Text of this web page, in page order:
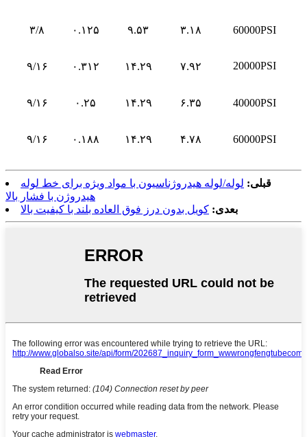
۳/۸ ۰.۱۲۵ ۹.۵۳ ۳.۱۸ 60000PSI
۹/۱۶ ۰.۳۱۲ ۱۴.۲۹ ۷.۹۲ 20000PSI
۹/۱۶ ۰.۲۵ ۱۴.۲۹ ۶.۳۵ 40000PSI
۹/۱۶ ۰.۱۸۸ ۱۴.۲۹ ۴.۷۸ 60000PSI
قبلی: لوله/لوله هیدروژناسیون با مواد ویژه برای خط لوله
هیدروژن با فشار بالا
بعدی: کویل بدون درز فوق العاده بلند با کیفیت بالا